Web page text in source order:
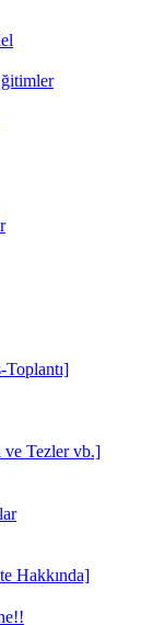
Tezler vb.]
Hakkında]